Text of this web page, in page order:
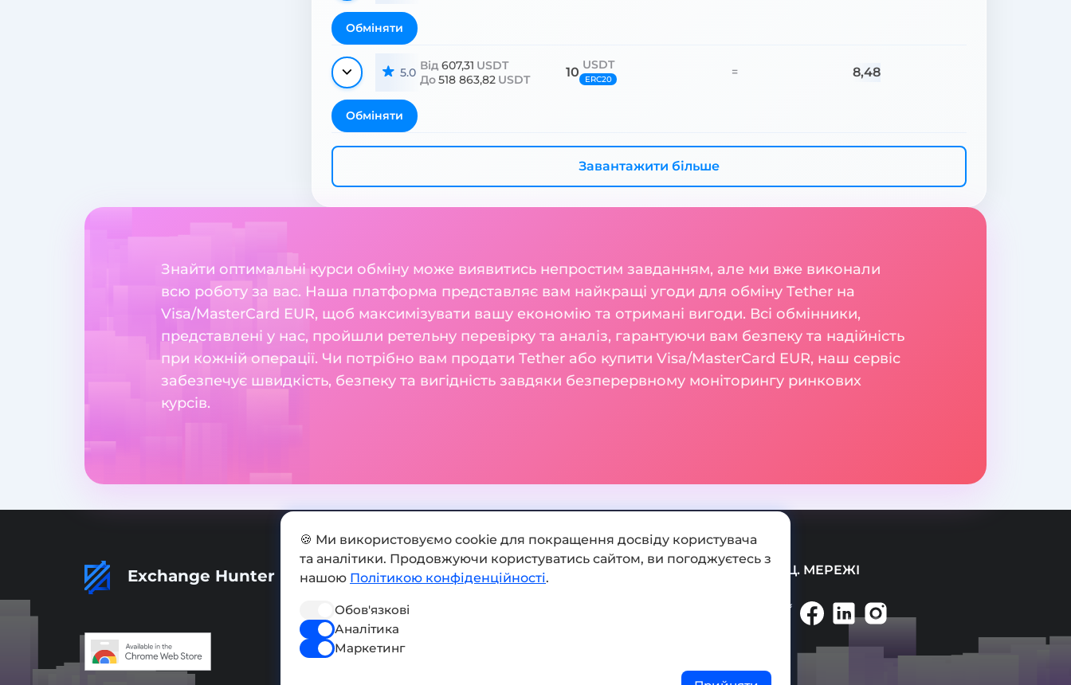
Обміняти
5.0 Від 607,31 USDT
До518 863,82 USDT 10 USDT
ERC20 = 8,48
Обміняти
Завантажити більше
Знайти оптимальні курси обміну може виявитись непростим завданням, але ми вже виконали
всю роботу за вас. Наша платформа представляє вам найкращі угоди для обміну Tether на
Visa/MasterCard EUR, щоб максимізувати вашу економію та отримані вигоди. Всі обмінники,
представлені у нас, пройшли ретельну перевірку та аналіз, гарантуючи вам безпеку та надійність
при кожній операції. Чи потрібно вам продати Tether або купити Visa/MasterCard EUR, наш сервіс
забезпечує швидкість, безпеку та вигідність завдяки безперервному моніторингу ринкових
курсів.
Exchange Hunter Додати обмінник СОЦ. МЕРЕЖІ
🍪 Ми використовуємо cookie для покращення досвіду користувача
та аналітики. Продовжуючи користуватись сайтом, ви погоджуєтесь з
нашою Політикою конфіденційності.
Обов'язкові
Аналітика
Маркетинг